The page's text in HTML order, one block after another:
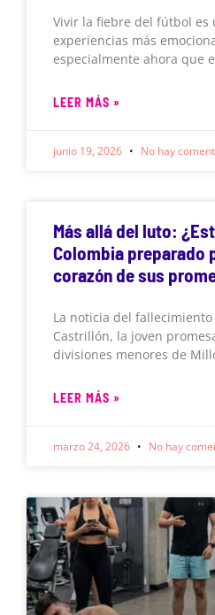
Vivir la fiebre del fútbol es
experiencias más
especialmente ahora que
LEER MÁS »
junio 19, 2026 No hay
Más allá del luto:
Colombia preparado
corazón de sus
La noticia del
Castrillón, la joven
divisiones menores de
LEER MÁS »
marzo 24, 2026 No hay